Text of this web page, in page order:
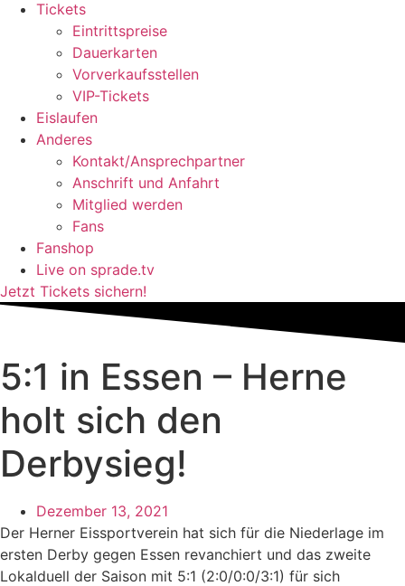
Tickets
Eintrittspreise
Dauerkarten
Vorverkaufsstellen
VIP-Tickets
Eislaufen
Anderes
Kontakt/Ansprechpartner
Anschrift und Anfahrt
Mitglied werden
Fans
Fanshop
Live on sprade.tv
Jetzt Tickets sichern!
5:1 in Essen – Herne
holt sich den
Derbysieg!
Dezember 13, 2021
Der Herner Eissportverein hat sich für die Niederlage im
ersten Derby gegen Essen revanchiert und das zweite
Lokalduell der Saison mit 5:1 (2:0/0:0/3:1) für sich